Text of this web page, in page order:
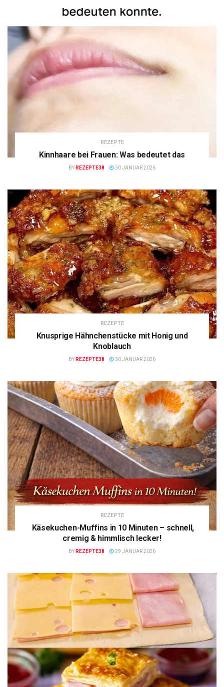
REZEPTE
Kinnhaare bei Frauen: Was bedeutet das
BY REZEPTE38 30 JANUAR 2026
REZEPTE
Knusprige Hähnchenstücke mit Honig und
Knoblauch
BY REZEPTE38 30 JANUAR 2026
REZEPTE
Käsekuchen-Muffins in 10 Minuten – schnell,
cremig & himmlisch lecker!
BY REZEPTE38 29 JANUAR 2026